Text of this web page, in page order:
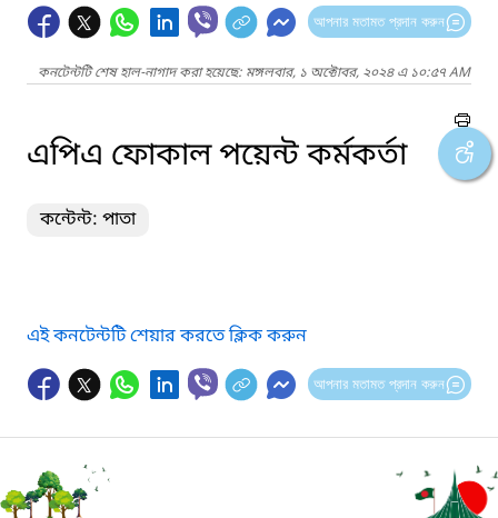
আপনার মতামত প্রদান করুন
কনটেন্টটি শেষ হাল-নাগাদ করা হয়েছে: মঙ্গলবার, ১ অক্টোবর, ২০২৪ এ ১০:৫৭ AM
এপিএ ফোকাল পয়েন্ট কর্মকর্তা
কন্টেন্ট: পাতা
এই কনটেন্টটি শেয়ার করতে ক্লিক করুন
আপনার মতামত প্রদান করুন